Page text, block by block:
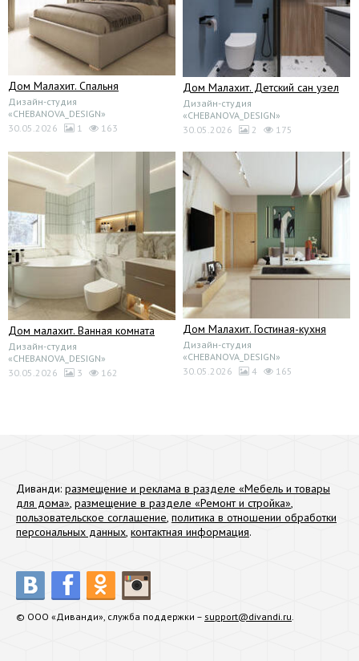
Дом Малахит. Спальня
Дизайн-студия
«CHEBANOVA_DESIGN»
30.05.2026
1 163
Дом Малахит. Детский сан узел
Дизайн-студия
«CHEBANOVA_DESIGN»
30.05.2026
2 175
Дом малахит. Ванная комната
Дизайн-студия
«CHEBANOVA_DESIGN»
30.05.2026
3 162
Дом Малахит. Гостиная-кухня
Дизайн-студия
«CHEBANOVA_DESIGN»
30.05.2026
4 165
Диванди: размещение и реклама в разделе «Мебель и товары
для дома», размещение в разделе «Ремонт и стройка»,
пользовательское соглашение, политика в отношении обработки
персональных данных, контактная информация.
© ООО «Диванди», служба поддержки – support@divandi.ru.